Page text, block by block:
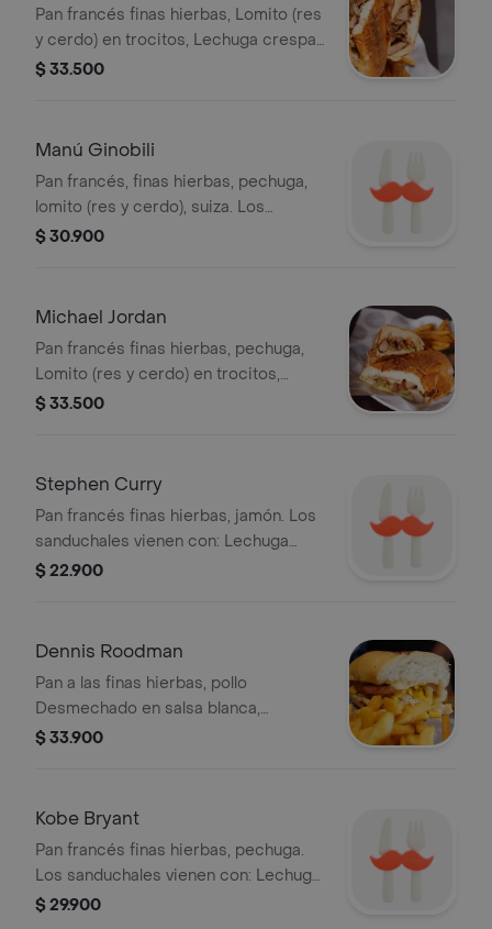
Pan francés finas hierbas, Lomito (res
y cerdo) en trocitos, Lechuga crespa,
tomate milano, cebolla salteada,
$ 33.500
Manú Ginobili
Pan francés, finas hierbas, pechuga,
lomito (res y cerdo), suiza. Los
sanduchales vienen con: Lechuga
Gordales, a excepción del Dennis
$ 30.900
Michael Jordan
Pan francés finas hierbas, pechuga,
Lomito (res y cerdo) en trocitos,
chorizo, butifarra, Lechuga crespa,
excepción del Dennis Rodman.
$ 33.500
Stephen Curry
Pan francés finas hierbas, jamón. Los
sanduchales vienen con: Lechuga
crespa, tomate milano, cebolla
Rodman.
$ 22.900
Dennis Roodman
Pan a las finas hierbas, pollo
Desmechado en salsa blanca,
mozzarella, maíz, aros cebolla, jamón,
$ 33.900
Kobe Bryant
Pan francés finas hierbas, pechuga.
Los sanduchales vienen con: Lechuga
crespa, tomate milano, cebolla
$ 29.900